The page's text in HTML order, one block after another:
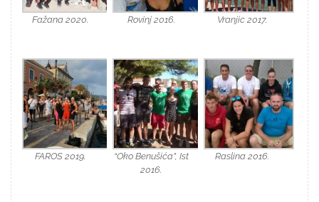
Fažana 2020. Rovinj 2016. Vranjic 2017.
FAROS 2019.
“Oko Benušića”, Ist
2016.
Raslina 2016.